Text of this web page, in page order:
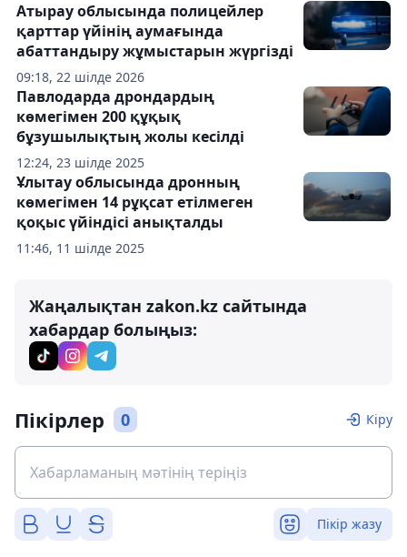
09:18, 22 шілде 2026
Атырау облысында полицейлер
қарттар үйінің аумағында
абаттандыру жұмыстарын жүргізді
12:24, 23 шілде 2025
Павлодарда дрондардың
көмегімен 200 құқық
бұзушылықтың жолы кесілді
11:46, 11 шілде 2025
Ұлытау облысында дронның
көмегімен 14 рұқсат етілмеген
қоқыс үйіндісі анықталды
Жаңалықтан zakon.kz сайтында
хабардар болыңыз:
Пікірлер 0 Кіру
Пікір жазу